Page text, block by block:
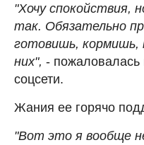
"Хочу спокойствия,
так. Обязательно
готовишь, кормишь,
них", - пожаловалась
соцсети.
Жания ее горячо
"Вот это я вообще